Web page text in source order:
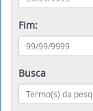
Fim:
Busca